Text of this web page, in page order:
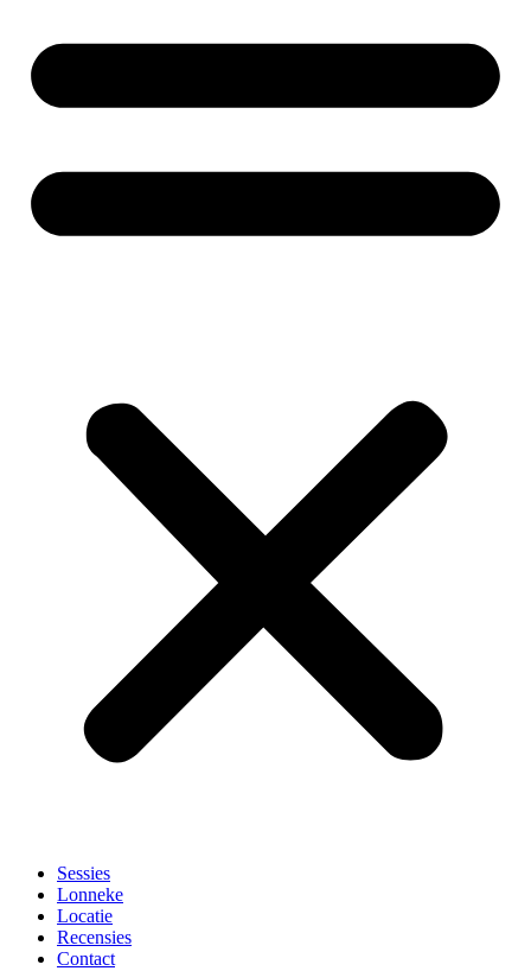
Sessies
Lonneke
Locatie
Recensies
Contact